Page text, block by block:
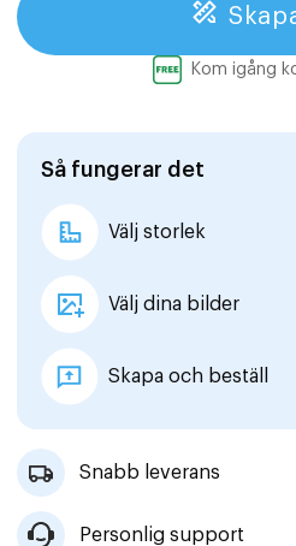
Kom igång
Så fungerar det
Välj storlek
Välj dina bilder
Skapa och beställ
Snabb leverans
Personlig support